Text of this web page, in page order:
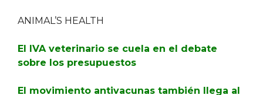
ANIMAL’S HEALTH
El IVA veterinario se cuela en el debate
sobre los presupuestos
El movimiento antivacunas también llega al